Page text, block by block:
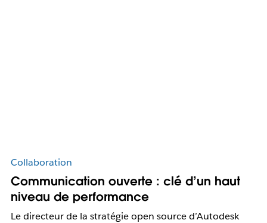
Collaboration
Communication ouverte : clé d’un haut
niveau de performance
Le directeur de la stratégie open source d’Autodesk